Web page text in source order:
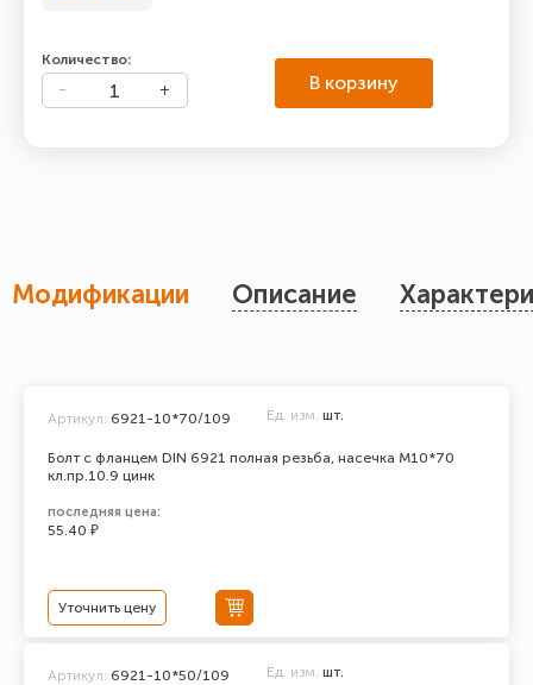
Количество:
В корзину
Модификации Описание
Болт с фланцем DIN 6921 полная резьба, насечка М10*70
кл.пр.10.9 цинк
Артикул: 6921-10*70/109 Ед. изм. шт.
последняя цена:
55.40 ₽
Уточнить цену
Артикул: 6921-10*50/109 Ед. изм. шт.